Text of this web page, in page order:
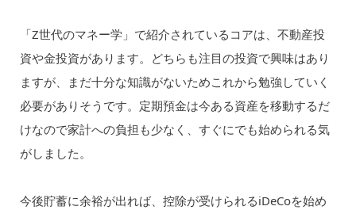
「Z世代のマネー学」で紹介されているコアは、不動産投
資や金投資があります。どちらも注目の投資で興味はあり
ますが、まだ十分な知識がないためこれから勉強していく
必要がありそうです。定期預金は今ある資産を移動するだ
けなので家計への負担も少なく、すぐにでも始められる気
がしました。
今後貯蓄に余裕が出れば、控除が受けられるiDeCoを始め